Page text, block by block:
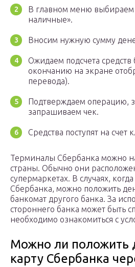
В главном меню
наличные».
Вносим нужную сумму
Ожидаем подсчета средств
окончанию на экране
перевода).
Подтверждаем операцию,
запрашиваем чек.
Средства поступят на счет
Терминалы Сбербанка можно
страны. Обычно они
супермаркетах. В случаях,
Сбербанка, можно положить
банкомат другого банка. За
стороннего банка может быть
необходимо ознакомиться с
Можно ли положить
карту Сбербанка